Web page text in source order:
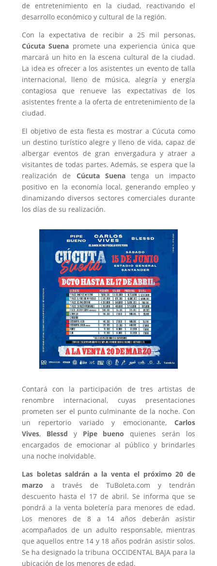
de entretenimiento en la ciudad, reactivando el
desarrollo económico y cultural de la región.
Con la expectativa de recibir a 25 mil personas,
Cúcuta Suena promete una experiencia única que
marcará un hito en la escena cultural de la ciudad.
La idea es ofrecer a los asistentes un evento de talla
internacional, lleno de música, alegría y energía
contagiosa que renueve las expectativas de los
asistentes frente a la oferta de entretenimiento de la
ciudad.
El objetivo de esta fiesta es mostrar a Cúcuta como
un destino turístico alegre y lleno de vida, capaz de
albergar eventos de gran envergadura y atraer a
visitantes de todas partes. Además, se espera que la
realización de Cúcuta Suena tenga un impacto
positivo en la economía local, generando empleo y
dinamizando diversos sectores comerciales durante
los días de su realización.
Contará con la participación de tres artistas de
renombre internacional, cuyas presentaciones
prometen ser el punto culminante de la noche. Con
un repertorio variado y emocionante,Carlos
Vives, Blessd y Pipe bueno quienes serán los
encargados de emocionar al público y brindarles
una noche inolvidable.
Las boletas saldrán a la venta el próximo 20 de
marzo a través de TuBoleta.com y tendrán
descuento hasta el 17 de abril. Se informa que se
pondrá a la venta boletería para menores de edad.
Los menores de 8 a 14 años deberán asistir
acompañados de un adulto responsable, mientras
que aquellos entre 14 y 18 años podrán asistir solos.
Se ha designado la tribuna OCCIDENTAL BAJA para la
ubicación de los menores de edad.